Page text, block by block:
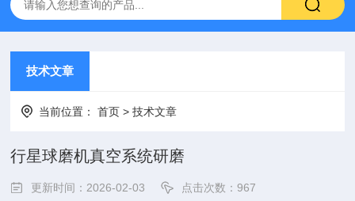
技术文章
当前位置：首页 >技术文章
行星球磨机真空系统研磨
更新时间：2026-02-03 点击次数：967